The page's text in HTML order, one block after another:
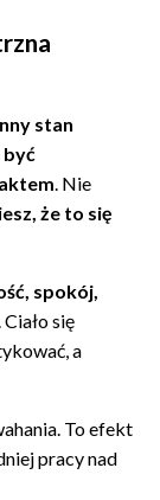
stan
być
. Nie
że to się
spokój,
się
a
To efekt
pracy nad